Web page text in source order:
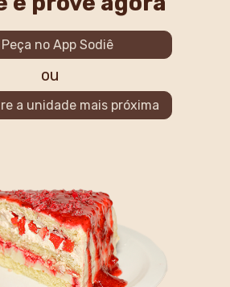
Peça no App Sodiê
ou
a unidade mais próxima